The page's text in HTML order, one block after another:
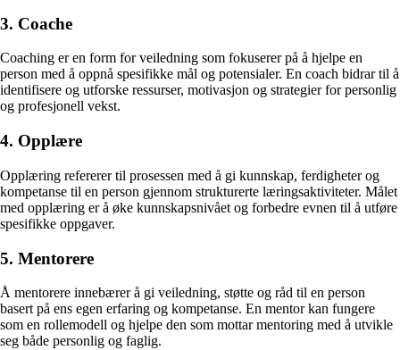
3. Coache
Coaching er en form for veiledning som fokuserer på å hjelpe en
person med å oppnå spesifikke mål og potensialer. En coach bidrar til å
identifisere og utforske ressurser, motivasjon og strategier for personlig
og profesjonell vekst.
4. Opplære
Opplæring refererer til prosessen med å gi kunnskap, ferdigheter og
kompetanse til en person gjennom strukturerte læringsaktiviteter. Målet
med opplæring er å øke kunnskapsnivået og forbedre evnen til å utføre
spesifikke oppgaver.
5. Mentorere
Å mentorere innebærer å gi veiledning, støtte og råd til en person
basert på ens egen erfaring og kompetanse. En mentor kan fungere
som en rollemodell og hjelpe den som mottar mentoring med å utvikle
seg både personlig og faglig.